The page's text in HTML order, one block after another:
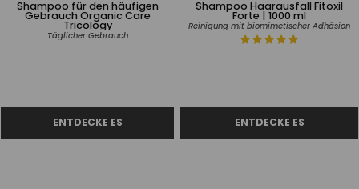
Shampoo für den häufigen
Gebrauch Organic Care
Tricology
Täglicher Gebrauch
Shampoo Haarausfall Fitoxil
Forte | 1000 ml
Reinigung mit biomimetischer Adhäsion